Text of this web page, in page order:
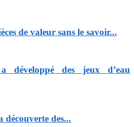
de valeur sans le savoir...
développé des jeux d’eau
découverte des...